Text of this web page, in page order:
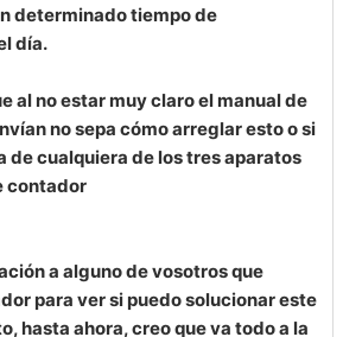
determinado tiempo de
día.
al no estar muy claro el manual de
no sepa cómo arreglar esto o si
de cualquiera de los tres aparatos
contador
a alguno de vosotros que
para ver si puedo solucionar este
hasta ahora, creo que va todo a la